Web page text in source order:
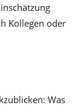
Kollegen oder
Was